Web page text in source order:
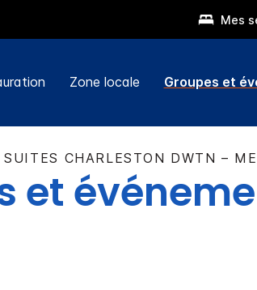
Mes
Zone locale Groupes et
CHARLESTON DWTN –
et